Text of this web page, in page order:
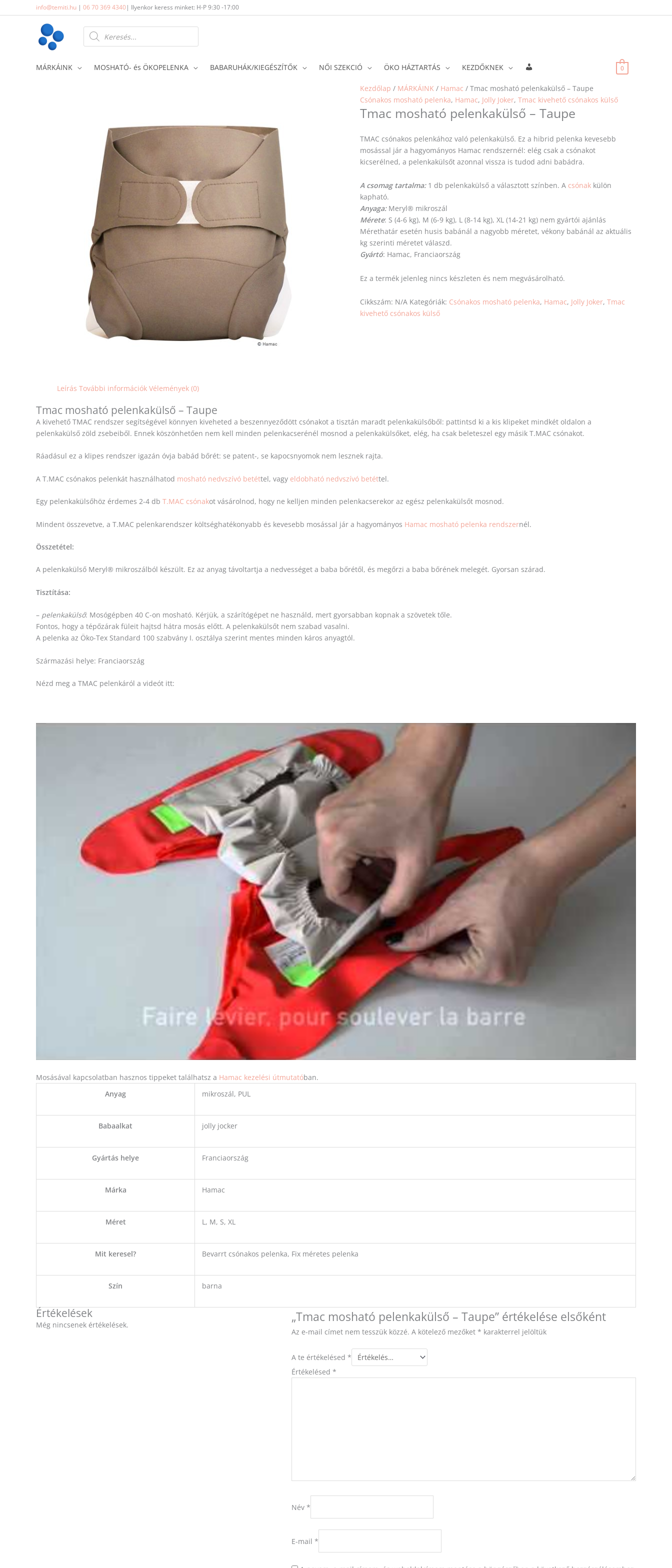
to
info@temiti.hu | 06 70 369 4340| Ilyenkor keress minket: H-P 9:30 -17:00
Products
search
MÁRKÁINK MOSHATÓ- és ÖKOPELENKA BABARUHÁK/KIEGÉSZÍTŐK NŐI SZEKCIÓ ÖKO HÁZTARTÁS KEZDŐKNEK 0
Kezdőlap / MÁRKÁINK / Hamac / Tmac mosható pelenkakülső – Taupe
Csónakos mosható pelenka, Hamac, Jolly Joker, Tmac kivehető csónakos külső
Tmac mosható pelenkakülső – Taupe
TMAC csónakos pelenkához való pelenkakülső. Ez a hibrid pelenka kevesebb
mosással jár a hagyományos Hamac rendszernél: elég csak a csónakot
kicserélned, a pelenkakülsőt azonnal vissza is tudod adni babádra.
A csomag tartalma:1 db pelenkakülső a választott színben. A csónak külön
kapható.
Anyaga: Meryl® mikroszál
Mérete: S (4-6 kg), M (6-9 kg), L (8-14 kg), XL (14-21 kg) nem gyártói ajánlás
Mérethatár esetén husis babánál a nagyobb méretet, vékony babánál az aktuális
kg szerinti méretet válaszd.
Gyártó: Hamac, Franciaország
Ez a termék jelenleg nincs készleten és nem megvásárolható.
Cikkszám: N/A Kategóriák: Csónakos mosható pelenka, Hamac, Jolly Joker, Tmac
kivehető csónakos külső
Leírás További információk Vélemények (0)
Tmac mosható pelenkakülső – Taupe
A kivehető TMAC rendszer segítségével könnyen kiveheted a beszennyeződött csónakot a tisztán maradt pelenkakülsőből: pattintsd ki a kis klipeket mindkét oldalon a
pelenkakülső zöld zsebeiből. Ennek köszönhetően nem kell minden pelenkacserénél mosnod a pelenkakülsőket, elég, ha csak beleteszel egy másik T.MAC csónakot.
Ráadásul ez a klipes rendszer igazán óvja babád bőrét: se patent-, se kapocsnyomok nem lesznek rajta.
A T.MAC csónakos pelenkát használhatod mosható nedvszívó betéttel, vagy eldobható nedvszívó betéttel.
Egy pelenkakülsőhöz érdemes 2-4 db T.MAC csónakot vásárolnod, hogy ne kelljen minden pelenkacserekor az egész pelenkakülsőt mosnod.
Mindent összevetve, a T.MAC pelenkarendszer költséghatékonyabb és kevesebb mosással jár a hagyományos Hamac mosható pelenka rendszernél.
Összetétel:
A pelenkakülső Meryl® mikroszálból készült. Ez az anyag távoltartja a nedvességet a baba bőrétől, és megőrzi a baba bőrének melegét. Gyorsan szárad.
Tisztítása:
– pelenkakülső: Mosógépben 40 C-on mosható. Kérjük, a szárítógépet ne használd, mert gyorsabban kopnak a szövetek tőle.
Fontos, hogy a tépőzárak füleit hajtsd hátra mosás előtt. A pelenkakülsőt nem szabad vasalni.
A pelenka az Öko-Tex Standard 100 szabvány I. osztálya szerint mentes minden káros anyagtól.
Származási helye: Franciaország
Nézd meg a TMAC pelenkáról a videót itt:
Mosásával kapcsolatban hasznos tippeket találhatsz a Hamac kezelési útmutatóban.
Anyag
mikroszál, PUL
Babaalkat jolly jocker
Gyártás helye Franciaország
Márka Hamac
Méret L, M, S, XL
Mit keresel? Bevarrt csónakos pelenka, Fix méretes pelenka
Szín barna
Értékelések
Még nincsenek értékelések.
„Tmac mosható pelenkakülső – Taupe” értékelése elsőként
Az e-mail címet nem tesszük közzé. A kötelező mezőket * karakterrel jelöltük
A te értékelésed *
Értékelésed *
Név *
E-mail *